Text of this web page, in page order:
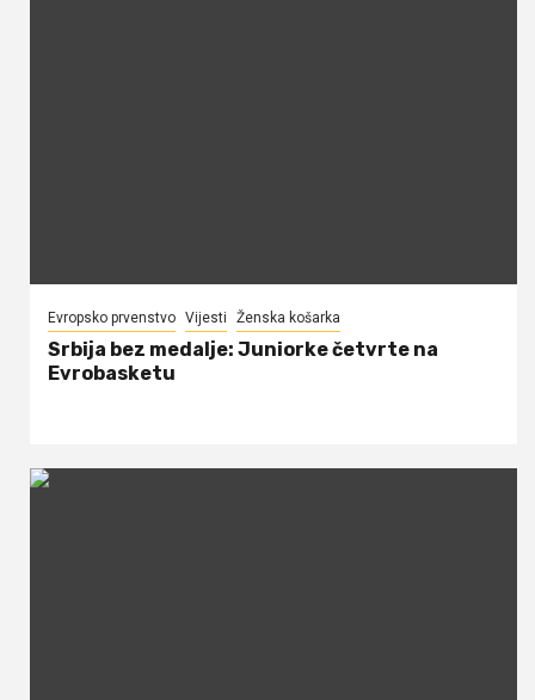
Evropsko prvenstvo Vijesti Ženska košarka
Srbija bez medalje: Juniorke četvrte na
Evrobasketu